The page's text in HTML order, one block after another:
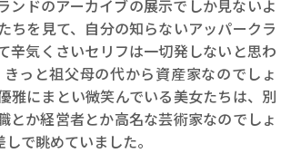
ンドのアーカイブの展示でしか見ないよ
ちを見て、自分の知らないアッパークラ
辛気くさいセリフは一切発しないと思わ
っと祖父母の代から資産家なのでしょ
雅にまとい微笑んでいる美女たちは、別
とか経営者とか高名な芸術家なのでしょ
で眺めていました。